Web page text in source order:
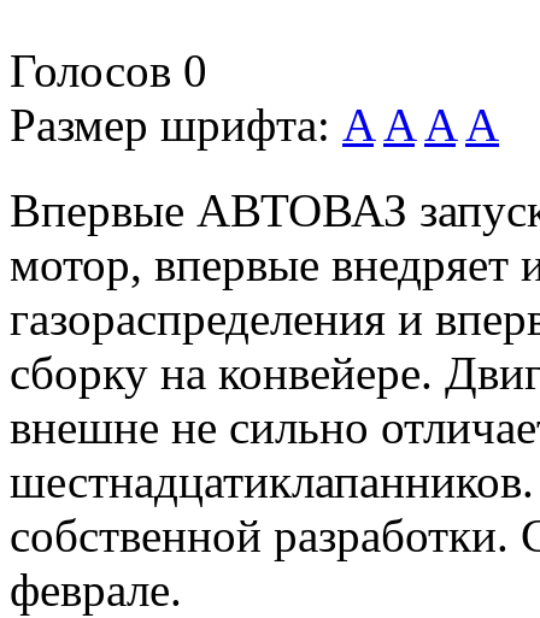
Голосов 0
Размер шрифта: A A A A
Впервые АВТОВАЗ
мотор, впервые внедряет
газораспределения и
сборку на конвейере.
внешне не сильно
собственной разработки.
феврале.